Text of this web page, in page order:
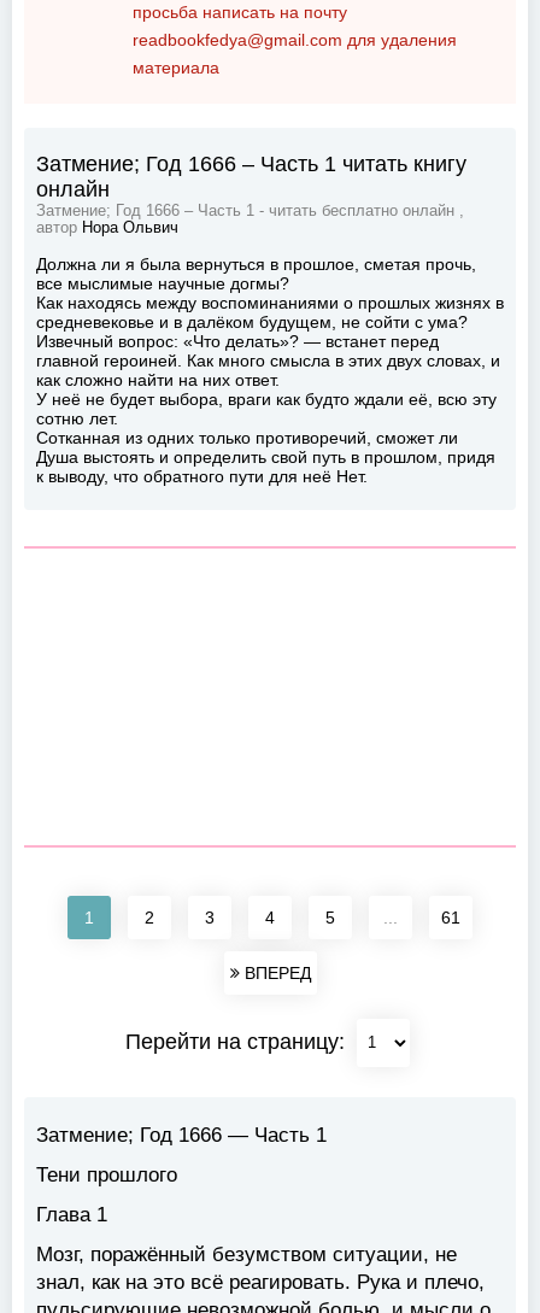
просьба написать на почту
readbookfedya@gmail.com для удаления
материала
Затмение; Год 1666 – Часть 1 читать книгу
онлайн
Затмение; Год 1666 – Часть 1 - читать бесплатно онлайн ,
автор Нора Ольвич
Должна ли я была вернуться в прошлое, сметая прочь,
все мыслимые научные догмы?
Как находясь между воспоминаниями о прошлых жизнях в
средневековье и в далёком будущем, не сойти с ума?
Извечный вопрос: «Что делать»? — встанет перед
главной героиней. Как много смысла в этих двух словах, и
как сложно найти на них ответ.
У неё не будет выбора, враги как будто ждали её, всю эту
сотню лет.
Сотканная из одних только противоречий, сможет ли
Душа выстоять и определить свой путь в прошлом, придя
к выводу, что обратного пути для неё Нет.
1 2 3 4 5 61
ВПЕРЕД
Перейти на страницу:
Затмение; Год 1666 — Часть 1
Тени прошлого
Глава 1
Мозг, поражённый безумством ситуации, не
знал, как на это всё реагировать. Рука и плечо,